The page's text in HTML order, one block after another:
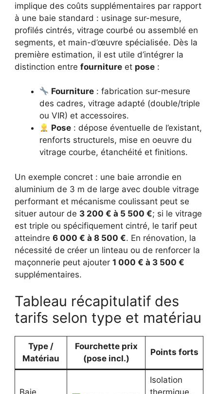
implique des coûts supplémentaires par rapport
à une baie standard : usinage sur-mesure,
profilés cintrés, vitrage courbé ou assemblé en
segments, et main-d’œuvre spécialisée. Dès la
première estimation, il est utile d’intégrer la
distinction entre fourniture et pose :
Fourniture : fabrication sur-mesure
des cadres, vitrage adapté (double/triple
ou VIR) et accessoires.
Pose : dépose éventuelle de l’existant,
renforts structurels, mise en oeuvre du
vitrage courbe, étanchéité et finitions.
Un exemple concret : une baie arrondie en
aluminium de 3 m de large avec double vitrage
performant et mécanisme coulissant peut se
situer autour de 3 200 € à 5 500 €; si le vitrage
est triple ou spécifiquement cintré, le tarif peut
atteindre 6 000 € à 8 500 €. En rénovation, la
nécessité de créer un linteau ou de renforcer la
maçonnerie peut ajouter 1 000 € à 3 500 €
supplémentaires.
Tableau récapitulatif des
tarifs selon type et matériau
Type /
Matériau
Fourchette prix
(pose incl.)
Points forts
Isolation